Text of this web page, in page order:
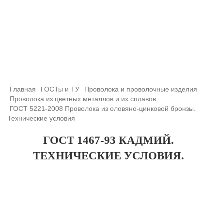
Главная ГОСТы и ТУ
Проволока и проволочные изделия
Проволока из цветных металлов и их сплавов
ГОСТ 5221-2008 Проволока из оловяно-цинковой бронзы.
Технические условия
ГОСТ 1467-93 КАДМИЙ.
ТЕХНИЧЕСКИЕ УСЛОВИЯ.